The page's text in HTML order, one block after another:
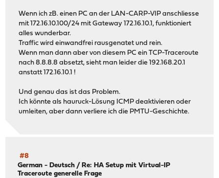
Wenn ich zB. einen PC an der LAN-CARP-VIP anschliesse
mit 172.16.10.100/24 mit Gateway 172.16.10.1, funktioniert
alles wunderbar.
Traffic wird einwandfrei rausgenatet und rein.
Wenn man dann aber von diesem PC ein TCP-Traceroute
nach 8.8.8.8 absetzt, sieht man leider die 192.168.20.1
anstatt 172.16.10.1 !
Und genau das ist das Problem.
Ich könnte als hauruck-Lösung ICMP deaktivieren oder
umleiten, aber dann verliere ich die PMTU-Geschichte.
#8
German - Deutsch / Re: HA Setup mit Virtual-IP
Traceroute generelle Frage